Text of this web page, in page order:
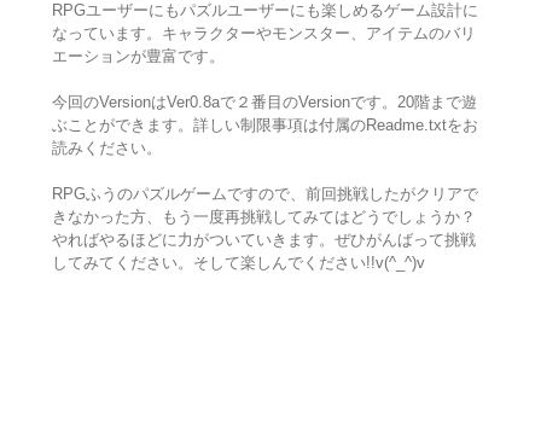
RPGユーザーにもパズルユーザーにも楽しめるゲーム設計に
なっています。キャラクターやモンスター、アイテムのバリ
エーションが豊富です。
今回のVersionはVer0.8aで２番目のVersionです。20階まで遊
ぶことができます。詳しい制限事項は付属のReadme.txtをお
読みください。
RPGふうのパズルゲームですので、前回挑戦したがクリアで
きなかった方、もう一度再挑戦してみてはどうでしょうか？
やればやるほどに力がついていきます。ぜひがんばって挑戦
してみてください。そして楽しんでください!!v(^_^)v